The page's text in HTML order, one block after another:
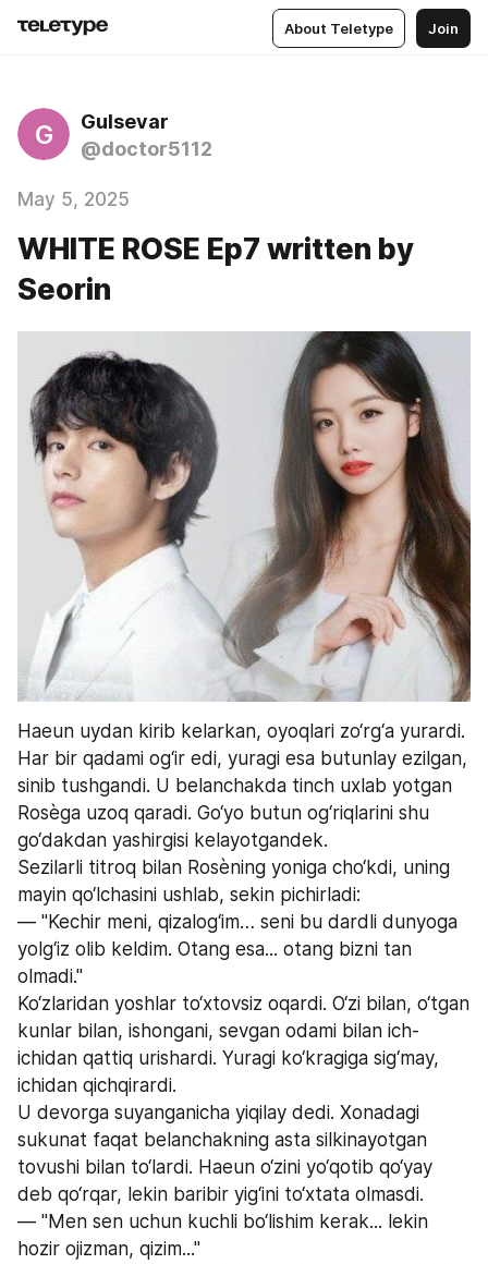
About Teletype Join
G
Gulsevar
@doctor5112
May 5, 2025
WHITE ROSE Ep7 written by
Seorin
Haeun uydan kirib kelarkan, oyoqlari zo‘rg‘a yurardi.
Har bir qadami og‘ir edi, yuragi esa butunlay ezilgan,
sinib tushgandi. U belanchakda tinch uxlab yotgan
Rosèga uzoq qaradi. Go‘yo butun og‘riqlarini shu
go‘dakdan yashirgisi kelayotgandek.
Sezilarli titroq bilan Rosèning yoniga cho‘kdi, uning
mayin qo‘lchasini ushlab, sekin pichirladi:
— "Kechir meni, qizalog‘im… seni bu dardli dunyoga
yolg‘iz olib keldim. Otang esa... otang bizni tan
olmadi."
Ko‘zlaridan yoshlar to‘xtovsiz oqardi. O‘zi bilan, o‘tgan
kunlar bilan, ishongani, sevgan odami bilan ich-
ichidan qattiq urishardi. Yuragi ko‘kragiga sig‘may,
ichidan qichqirardi.
U devorga suyanganicha yiqilay dedi. Xonadagi
sukunat faqat belanchakning asta silkinayotgan
tovushi bilan to‘lardi. Haeun o‘zini yo‘qotib qo‘yay
deb qo‘rqar, lekin baribir yig‘ini to‘xtata olmasdi.
— "Men sen uchun kuchli bo‘lishim kerak... lekin
hozir ojizman, qizim..."